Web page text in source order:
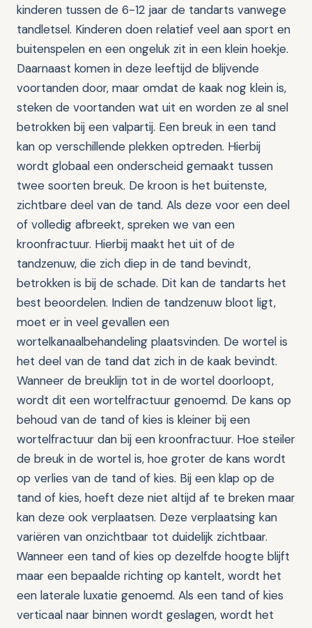
kinderen tussen de 6-12 jaar de tandarts vanwege
tandletsel. Kinderen doen relatief veel aan sport en
buitenspelen en een ongeluk zit in een klein hoekje.
Daarnaast komen in deze leeftijd de blijvende
voortanden door, maar omdat de kaak nog klein is,
steken de voortanden wat uit en worden ze al snel
betrokken bij een valpartij. Een breuk in een tand
kan op verschillende plekken optreden. Hierbij
wordt globaal een onderscheid gemaakt tussen
twee soorten breuk. De kroon is het buitenste,
zichtbare deel van de tand. Als deze voor een deel
of volledig afbreekt, spreken we van een
kroonfractuur. Hierbij maakt het uit of de
tandzenuw, die zich diep in de tand bevindt,
betrokken is bij de schade. Dit kan de tandarts het
best beoordelen. Indien de tandzenuw bloot ligt,
moet er in veel gevallen een
wortelkanaalbehandeling plaatsvinden. De wortel is
het deel van de tand dat zich in de kaak bevindt.
Wanneer de breuklijn tot in de wortel doorloopt,
wordt dit een wortelfractuur genoemd. De kans op
behoud van de tand of kies is kleiner bij een
wortelfractuur dan bij een kroonfractuur. Hoe steiler
de breuk in de wortel is, hoe groter de kans wordt
op verlies van de tand of kies. Bij een klap op de
tand of kies, hoeft deze niet altijd af te breken maar
kan deze ook verplaatsen. Deze verplaatsing kan
variëren van onzichtbaar tot duidelijk zichtbaar.
Wanneer een tand of kies op dezelfde hoogte blijft
maar een bepaalde richting op kantelt, wordt het
een laterale luxatie genoemd. Als een tand of kies
verticaal naar binnen wordt geslagen, wordt het